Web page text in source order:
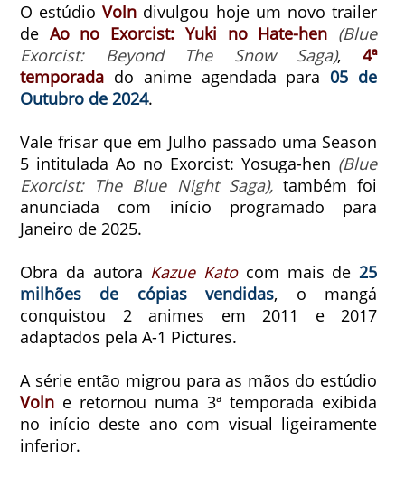
O estúdioVoln divulgou hoje um novo trailer
de Ao no Exorcist: Yuki no Hate-hen (Blue
Exorcist: Beyond The Snow Saga),4ª
temporada do anime agendada para 05 de
Outubro de 2024.
Vale frisar que em Julho passado uma Season
5 intitulada Ao no Exorcist: Yosuga-hen (Blue
Exorcist: The Blue Night Saga), também foi
anunciada com início programado para
Janeiro de 2025.
Obra da autora Kazue Katocom mais de25
milhões de cópias vendidas, o mangá
conquistou 2 animes em 2011 e 2017
adaptados pela A-1 Pictures.
A série então migrou para as mãos do estúdio
Voln e retornou numa 3ª temporada exibida
no início deste ano com visual ligeiramente
inferior.